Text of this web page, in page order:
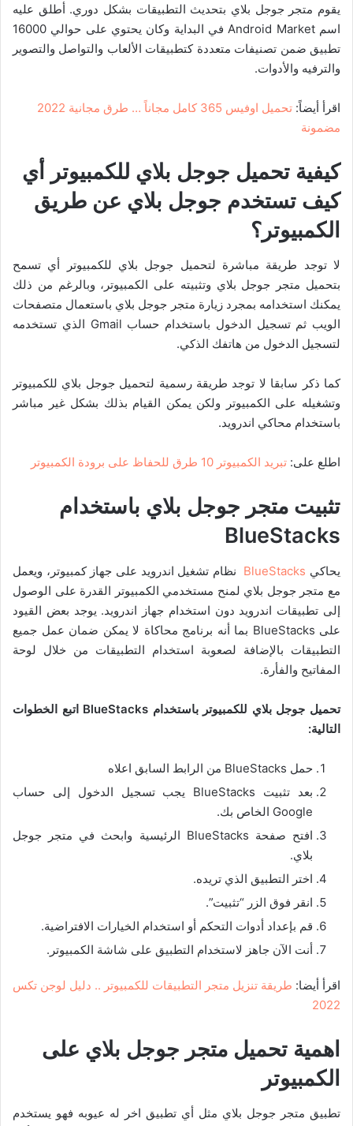
يقوم متجر جوجل بلاي بتحديث التطبيقات بشكل دوري. أطلق عليه
اسم Android Market في البداية وكان يحتوي على حوالي 16000
تطبيق ضمن تصنيفات متعددة كتطبيقات الألعاب والتواصل والتصوير
والترفيه والأدوات.
اقرأ أيضاً:
تحميل اوفيس 365 كامل مجاناً … طرق مجانية 2022
مضمونة
كيفية تحميل جوجل بلاي للكمبيوتر أي
كيف تستخدم جوجل بلاي عن طريق
الكمبيوتر؟
لا توجد طريقة مباشرة لتحميل جوجل بلاي للكمبيوتر أي تسمح
بتحميل متجر جوجل بلاي وتثبيته على الكمبيوتر، وبالرغم من ذلك
يمكنك استخدامه بمجرد زيارة متجر جوجل بلاي باستعمال متصفحات
الويب ثم تسجيل الدخول باستخدام حساب Gmail الذي تستخدمه
لتسجيل الدخول من هاتفك الذكي.
كما ذكر سابقا لا توجد طريقة رسمية لتحميل جوجل بلاي للكمبيوتر
وتشغيله على الكمبيوتر ولكن يمكن القيام بذلك بشكل غير مباشر
باستخدام محاكي اندرويد.
اطلع على: تبريد الكمبيوتر 10 طرق للحفاظ على برودة الكمبيوتر
تثبيت متجر جوجل بلاي باستخدام
BlueStacks
يحاكي BlueStacks نظام تشغيل اندرويد على جهاز كمبيوتر، ويعمل
مع متجر جوجل بلاي لمنح مستخدمي الكمبيوتر القدرة على الوصول
إلى تطبيقات اندرويد دون استخدام جهاز اندرويد. يوجد بعض القيود
على BlueStacks بما أنه برنامج محاكاة لا يمكن ضمان عمل جميع
التطبيقات بالإضافة لصعوبة استخدام التطبيقات من خلال لوحة
المفاتيح والفأرة.
تحميل جوجل بلاي للكمبيوتر باستخدام BlueStacks اتبع الخطوات
التالية:
حمل BlueStacks من الرابط السابق اعلاه
بعد تثبيت BlueStacks يجب تسجيل الدخول إلى حساب
Google الخاص بك.
افتح صفحة BlueStacks الرئيسية وابحث في متجر جوجل
بلاي.
اختر التطبيق الذي تريده.
انقر فوق الزر “تثبيت”.
قم بإعداد أدوات التحكم أو استخدام الخيارات الافتراضية.
أنت الآن جاهز لاستخدام التطبيق على شاشة الكمبيوتر.
اقرأ أيضا: طريقة تنزيل متجر التطبيقات للكمبيوتر .. دليل لوجن تكس
2022
اهمية تحميل متجر جوجل بلاي على
الكمبيوتر
تطبيق متجر جوجل بلاي مثل أي تطبيق اخر له عيوبه فهو يستخدم